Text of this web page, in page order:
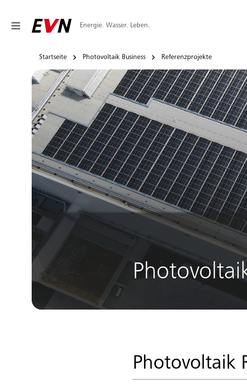
Energie. Wasser. Leben.
Startseite Photovoltaik Business Referenzprojekte
Photovoltaik